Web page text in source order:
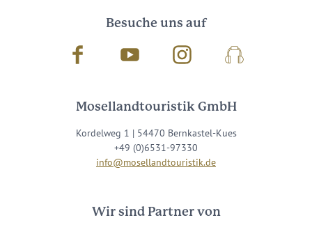
Besuche uns auf
Facebook Youtube InstagramPodcast
Mosellandtouristik GmbH
Kordelweg 1 | 54470 Bernkastel-Kues
+49 (0)6531-97330
info@mosellandtouristik.de
Wir sind Partner von